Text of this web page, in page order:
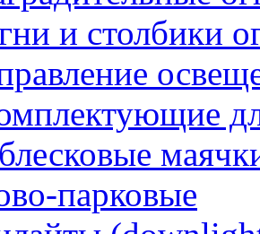
и столбики
парковые